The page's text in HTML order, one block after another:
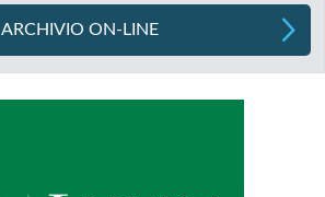
ARCHIVIO ON-LINE